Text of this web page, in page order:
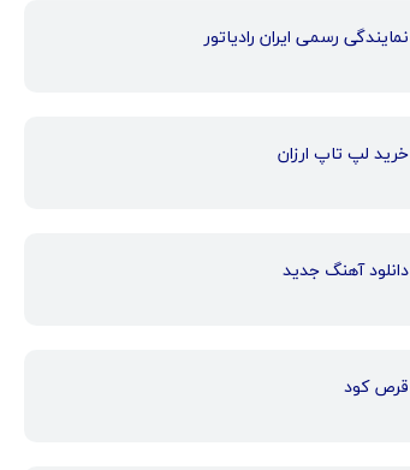
نمایندگی رسمی ایران رادیاتور
خرید لپ تاپ ارزان
دانلود آهنگ جدید
قرص کود